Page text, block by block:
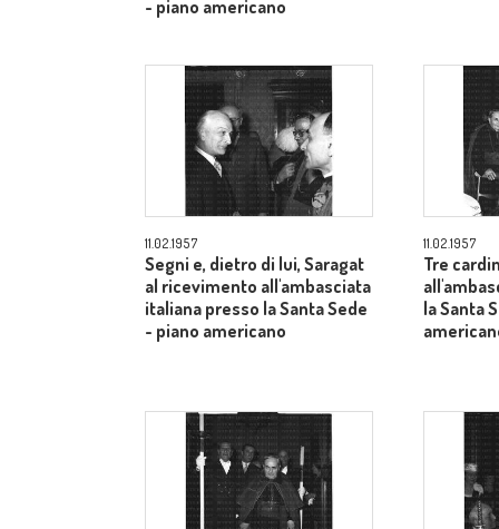
- piano americano
11.02.1957
Segni e, dietro di lui, Saragat
al ricevimento all'ambasciata
italiana presso la Santa Sede
- piano americano
11.02.1957
Tre
la Santa